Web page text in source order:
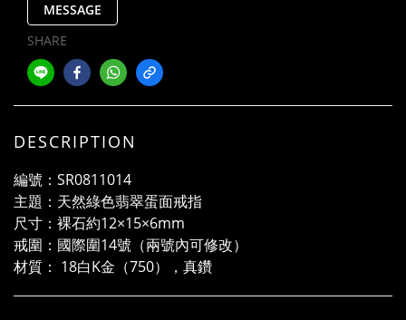
MESSAGE
SHARE
DESCRIPTION
編號：SR0811014
主題：天然綠色翡翠蛋面戒指
尺寸：裸石約12×15×6mm
戒圍：國際圍14號（兩號內可修改）
材質： 18白K金（750），真鑽